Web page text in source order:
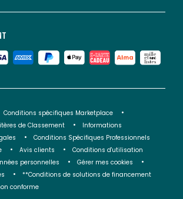
Conditions spécifiques Marketplace
de Classement
Informations
Conditions Spécifiques Professionnels
Avis clients
Conditions d'utilisation
personnelles
Gérer mes cookies
**Conditions de solutions de financement
conforme